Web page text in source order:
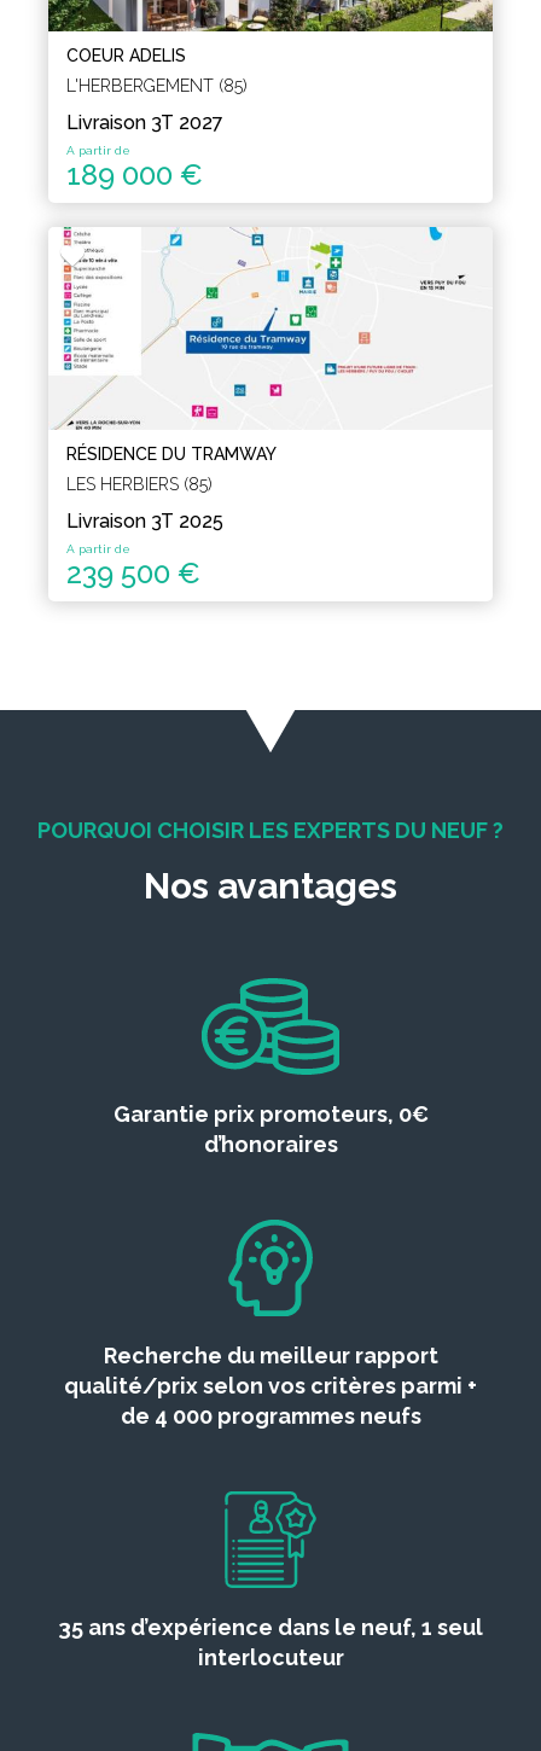
COEUR ADELIS
L'HERBERGEMENT (85)
Livraison 3T 2027
A partir de
189 000 €
RÉSIDENCE DU TRAMWAY
LES HERBIERS (85)
Livraison 3T 2025
A partir de
239 500 €
POURQUOI CHOISIR LES EXPERTS DU NEUF ?
Nos avantages
Garantie prix promoteurs, 0€
d’honoraires
Recherche du meilleur rapport
qualité/prix selon vos critères parmi +
de 4 000 programmes neufs
35 ans d’expérience dans le neuf, 1 seul
interlocuteur